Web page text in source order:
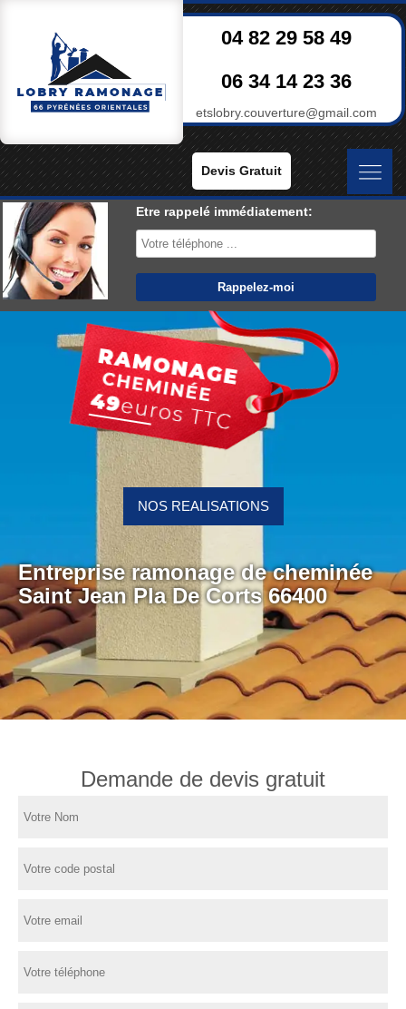
04 82 29 58 49
06 34 14 23 36
etslobry.couverture@gmail.com
Devis Gratuit
Etre rappelé immédiatement:
Entreprise ramonage de cheminée
Saint Jean Pla De Corts 66400
NOS REALISATIONS
Demande de devis gratuit